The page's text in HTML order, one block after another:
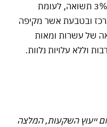
ומעורבות גבוהה, והובילו לכ-3% תשואה, לעומת
ובטבעת אשר מקיפה
של עשרות ומאות
וללא עלויות נלוות.
ייעוץ השקעות, המלצה